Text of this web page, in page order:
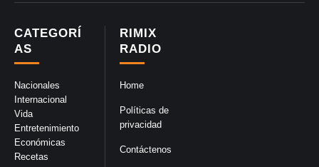
RIMIX
RADIO
Home
Políticas de
privacidad
Contáctenos
CATEGORÍ
AS
Nacionales
Internacional
Vida
Entretenimiento
Económicas
Recetas